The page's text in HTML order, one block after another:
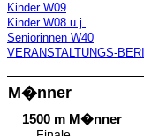
Kinder W09
Kinder W08 u.j.
Seniorinnen W40
VERANSTALTUNGS-
M�nner
1500 m M�nner